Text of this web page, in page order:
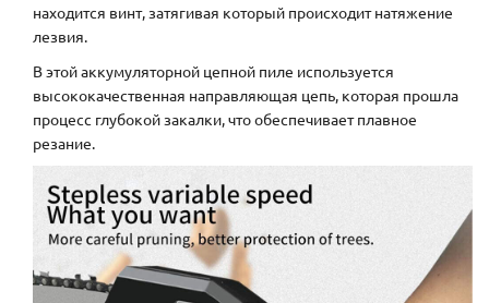
находится винт, затягивая который происходит натяжение
лезвия.
В этой аккумуляторной цепной пиле используется
высококачественная направляющая цепь, которая прошла
процесс глубокой закалки, что обеспечивает плавное
резание.